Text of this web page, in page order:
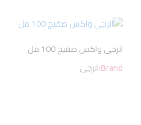
انرجى واكس صفيح 100 مل
Brand:انرجى